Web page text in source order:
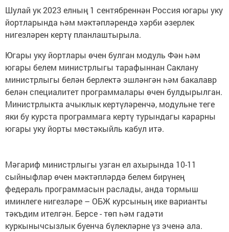
Шулай ук 2023 елның 1 сентябреннән Россия югары уку
йортларында һәм мәктәпләрендә хәрби әзерлек
нигезләрен кертү планлаштырыла.
Югары уку йортлары өчен булган модуль Фән һәм
югары белем министрлыгы тарафыннан Саклану
министрлыгы белән берлектә эшләнгән һәм бакалавр
белән специалитет программалары өчен булдырылган.
Министрлыкта ачыклык кертүләренчә, модульне теге
яки бу курста программага кертү турындагы карарны
югары уку йорты мөстәкыйль кабул итә.
Мәгариф министрлыгы узган ел ахырында 10-11
сыйныфлар өчен мәктәпләрдә белем бирүнең
федераль программасын раслады, анда тормыш
иминлеге нигезләре – ОБЖ курсының ике варианты
тәкъдим ителгән. Берсе - төп һәм гадәти
куркынычсызлык буенча бүлекләрне үз эченә ала.